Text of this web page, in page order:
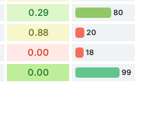
0.29 80
0.88 20
0.00 18
0.00 99